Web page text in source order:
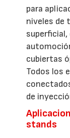
para
niveles de
cubiertas
Todos los
de
stands